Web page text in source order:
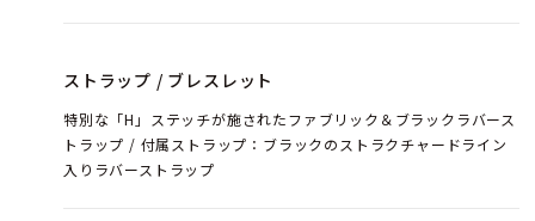
ストラップ / ブレスレット
特別な「H」ステッチが施されたファブリック＆ブラックラバース
トラップ / 付属ストラップ：ブラックのストラクチャードライン
入りラバーストラップ